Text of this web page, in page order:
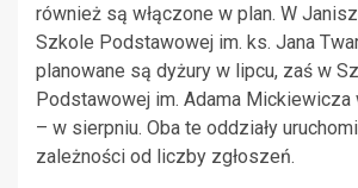
również są włączone w plan. W
Szkole Podstawowej im. ks. Jana
planowane są dyżury w lipcu, zaś w
Podstawowej im. Adama Mickiewicza
– w sierpniu. Oba te oddziały
zależności od liczby zgłoszeń.